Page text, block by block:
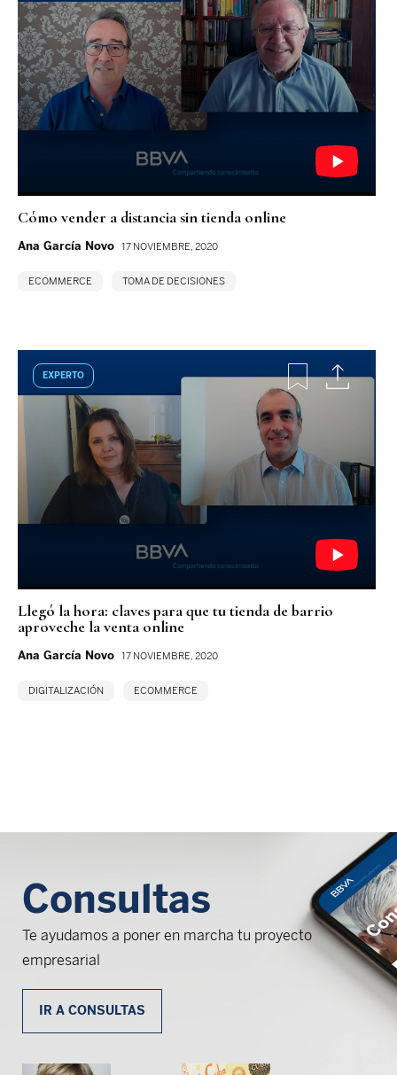
Cómo vender a distancia sin tienda online
Ana García Novo 17 NOVIEMBRE, 2020
ECOMMERCE TOMA DE DECISIONES
EXPERTO
Llegó la hora: claves para que tu tienda de barrio
aproveche la venta online
Ana García Novo 17 NOVIEMBRE, 2020
DIGITALIZACIÓN ECOMMERCE
Consultas
Te ayudamos a poner en marcha tu proyecto
empresarial
IR A CONSULTAS